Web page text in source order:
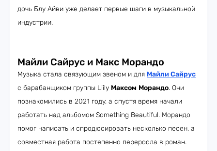
дочь Блу Айви уже делает первые шаги в музыкальной
индустрии.
Майли Сайрус и Макс Морандо
Музыка стала связующим звеном и для Майли Сайрус
с барабанщиком группы Liily Максом Морандо. Они
познакомились в 2021 году, а спустя время начали
работать над альбомом Something Beautiful. Морандо
помог написать и спродюсировать несколько песен, а
совместная работа постепенно переросла в роман.